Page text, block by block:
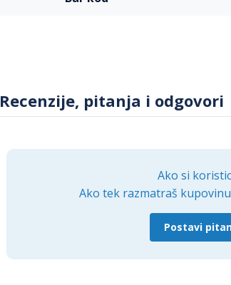
Recenzije, pitanja i odgovori
Ako si
Ako tek razmatraš
Postavi